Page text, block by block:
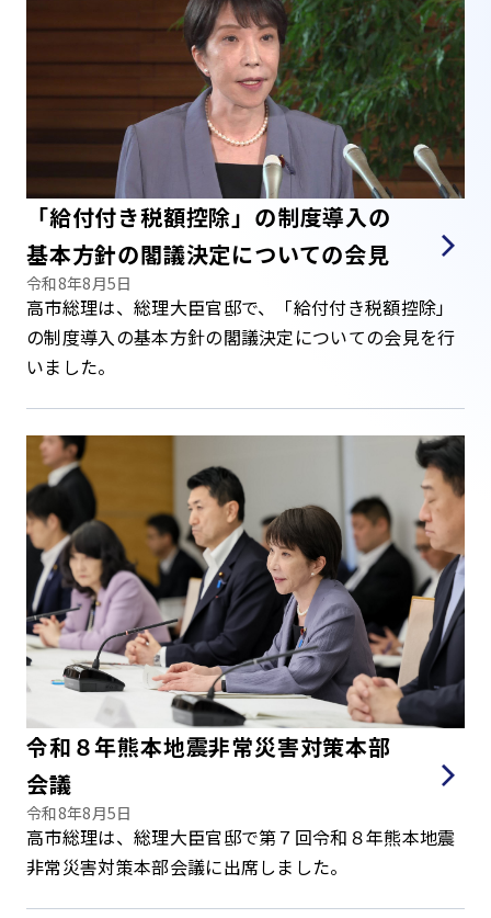
「給付付き税額控除」の制度導入の
基本方針の閣議決定についての会見
令和8年8月5日
高市総理は、総理大臣官邸で、「給付付き税額控除」
の制度導入の基本方針の閣議決定についての会見を行
いました。
令和８年熊本地震非常災害対策本部
会議
令和8年8月5日
高市総理は、総理大臣官邸で第７回令和８年熊本地震
非常災害対策本部会議に出席しました。